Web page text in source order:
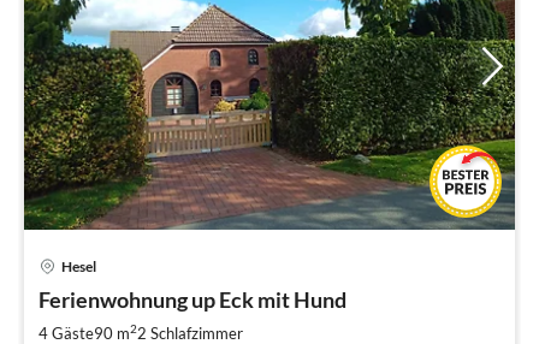
Hesel
Ferienwohnung up Eck mit Hund
4 Gäste90 m22 Schlafzimmer